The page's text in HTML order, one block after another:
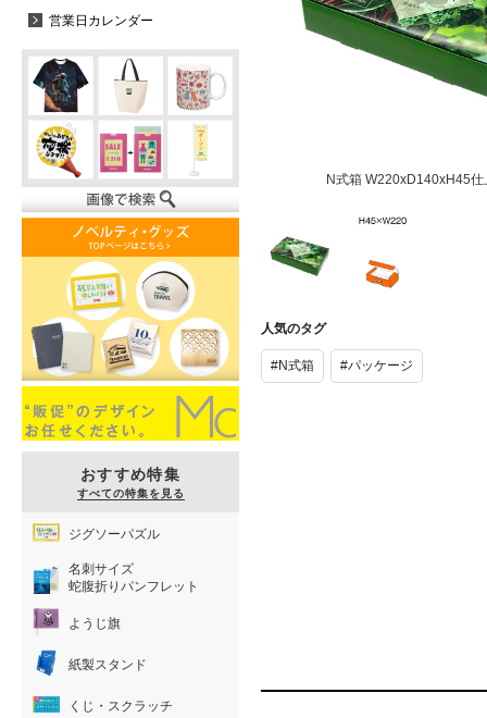
N式箱 W220xD140xH45仕
W220xD140xH45
人気のタグ
#N式箱 #パッケージ
営業日カレンダー
おすすめ特集
すべての特集を見る
ジグソーパズル
名刺サイズ
蛇腹折りパンフレット
ようじ旗
紙製スタンド
くじ・スクラッチ